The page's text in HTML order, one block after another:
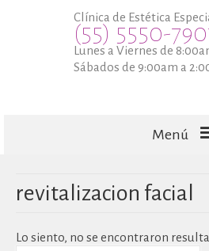
Clínica de Estética
(55) 5550-
Lunes a Viernes de
Sábados de 9:00am a
Menú
CAPILARES
revitalizacion facial
Lo siento, no se encontraron